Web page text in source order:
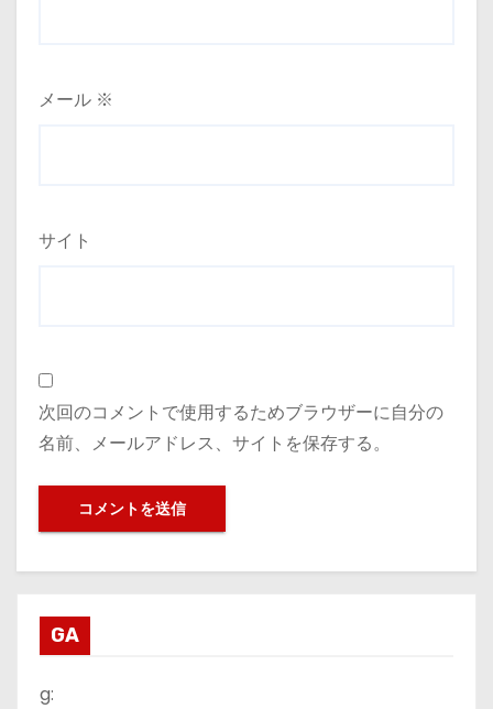
メール ※
サイト
次回のコメントで使用するためブラウザーに自分の
名前、メールアドレス、サイトを保存する。
GA
g: